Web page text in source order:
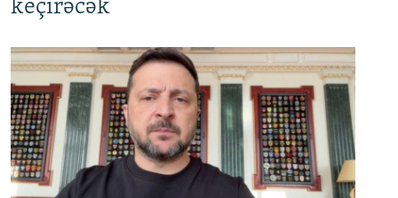
keçirəcək